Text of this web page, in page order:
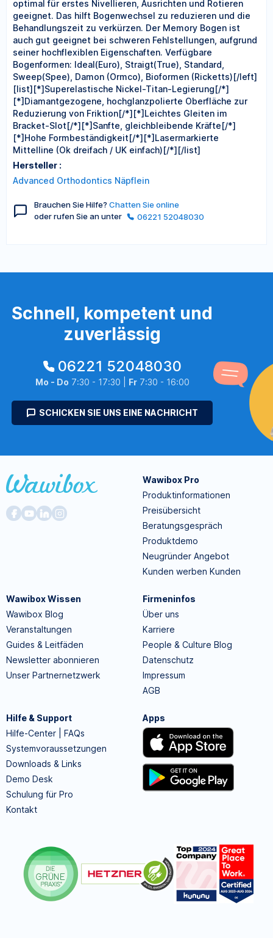
optimal für erstes Nivellieren, Ausrichten und Rotieren
geeignet. Das hilft Bogenwechsel zu reduzieren und die
Behandlungszeit zu verkürzen. Der Memory Bogen ist
auch gut geeignet bei schweren Fehlstellungen, aufgrund
seiner hochflexiblen Eigenschaften. Verfügbare
Bogenformen: Ideal(Euro), Straigt(True), Standard,
Sweep(Spee), Damon (Ormco), Bioformen (Ricketts)[/left]
[list][*]Superelastische Nickel-Titan-Legierung[/*]
[*]Diamantgezogene, hochglanzpolierte Oberfläche zur
Reduzierung von Friktion[/*][*]Leichtes Gleiten im
Bracket-Slot[/*][*]Sanfte, gleichbleibende Kräfte[/*]
[*]Hohe Formbeständigkeit[/*][*]Lasermarkierte
Mittelline (Ok dreifach / UK einfach)[/*][/list]
Hersteller :
Advanced Orthodontics Näpflein
Brauchen Sie Hilfe? Chatten Sie online
oder rufen Sie an unter
06221 52048030
Schnell, kompetent und
zuverlässig
06221 52048030
Mo - Do 7:30 - 17:30 | Fr7:30 - 16:00
SCHICKEN SIE UNS EINE NACHRICHT
Wawibox Pro
Produktinformationen
Preisübersicht
Beratungsgespräch
Produktdemo
Neugründer Angebot
Kunden werben Kunden
Wawibox Wissen
Wawibox Blog
Veranstaltungen
Guides & Leitfäden
Newsletter abonnieren
Unser Partnernetzwerk
Firmeninfos
Über uns
Karriere
People & Culture Blog
Datenschutz
Impressum
AGB
Hilfe & Support
Hilfe-Center | FAQs
Systemvoraussetzungen
Downloads & Links
Demo Desk
Schulung für Pro
Kontakt
Apps